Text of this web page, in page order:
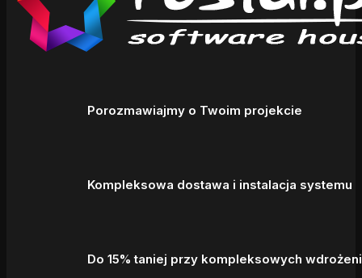
Porozmawiajmy o Twoim projekcie
Kompleksowa dostawa i instalacja systemu
Do 15% taniej przy kompleksowych